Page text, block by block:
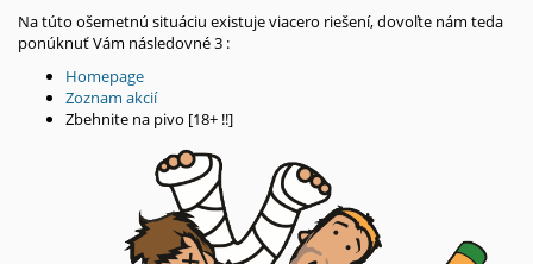
Na túto ošemetnú situáciu existuje viacero riešení, dovoľte nám teda
ponúknuť Vám následovné 3 :
Homepage
Zoznam akcií
Zbehnite na pivo [18+ !!]